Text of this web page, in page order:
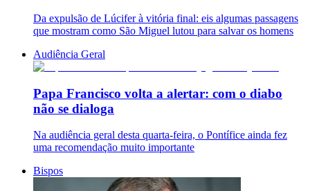
Da expulsão de Lúcifer à vitória final: eis algumas passagens
que mostram como São Miguel lutou para salvar os homens
Audiência Geral
Papa Francisco volta a alertar: com o diabo
não se dialoga
Na audiência geral desta quarta-feira, o Pontífice ainda fez
uma recomendação muito importante
Bispos